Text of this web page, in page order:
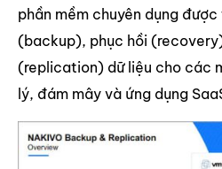
phần mềm chuyên dụng
(backup), phục hồi
(replication) dữ liệu cho các
lý, đám mây và ứng dụng